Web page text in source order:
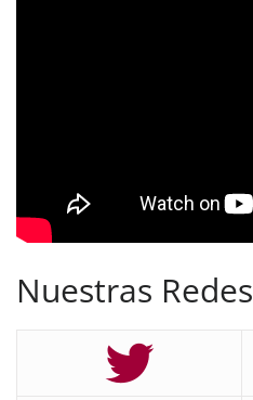
Nuestras Redes